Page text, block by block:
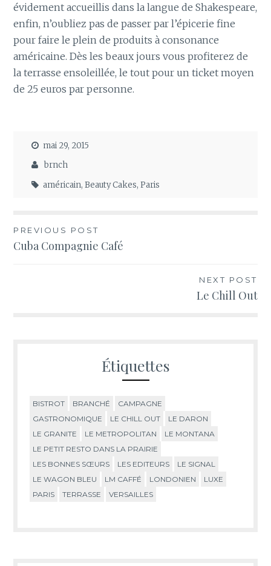
évidement accueillis dans la langue de Shakespeare,
enfin, n’oubliez pas de passer par l’épicerie fine
pour faire le plein de produits à consonance
américaine. Dès les beaux jours vous profiterez de
la terrasse ensoleillée, le tout pour un ticket moyen
de 25 euros par personne.
mai 29, 2015
brnch
américain,Beauty Cakes,Paris
Navigation
de
PREVIOUS POST
Cuba Compagnie Café
NEXT POST
Le Chill Out
Étiquettes
BISTROT BRANCHÉ
CAMPAGNE
GASTRONOMIQUE
LE CHILL OUT
LE DARON
LE GRANITE
LE METROPOLITAN
LE MONTANA
LE PETIT RESTO DANS LA PRAIRIE
LES BONNES SŒURS
LES EDITEURS
LE SIGNAL
LE WAGON BLEU
LM CAFFÉ LONDONIEN
LUXE
PARIS
TERRASSE VERSAILLES